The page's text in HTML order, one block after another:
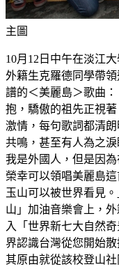
主圖
10月12日中午在淡江
外籍生克羅德同學帶
譜的＜美麗島＞歌曲
抱，驕傲的祖先正視
激情，每句歌詞都清
共鳴，甚至有人為之
我是外國人，但是因
榮幸可以領唱美麗島
玉山可以被世界看見
山」加油音樂會上，
入「世界新七大自然
界認識台灣從您開始
其原由就從該校登山